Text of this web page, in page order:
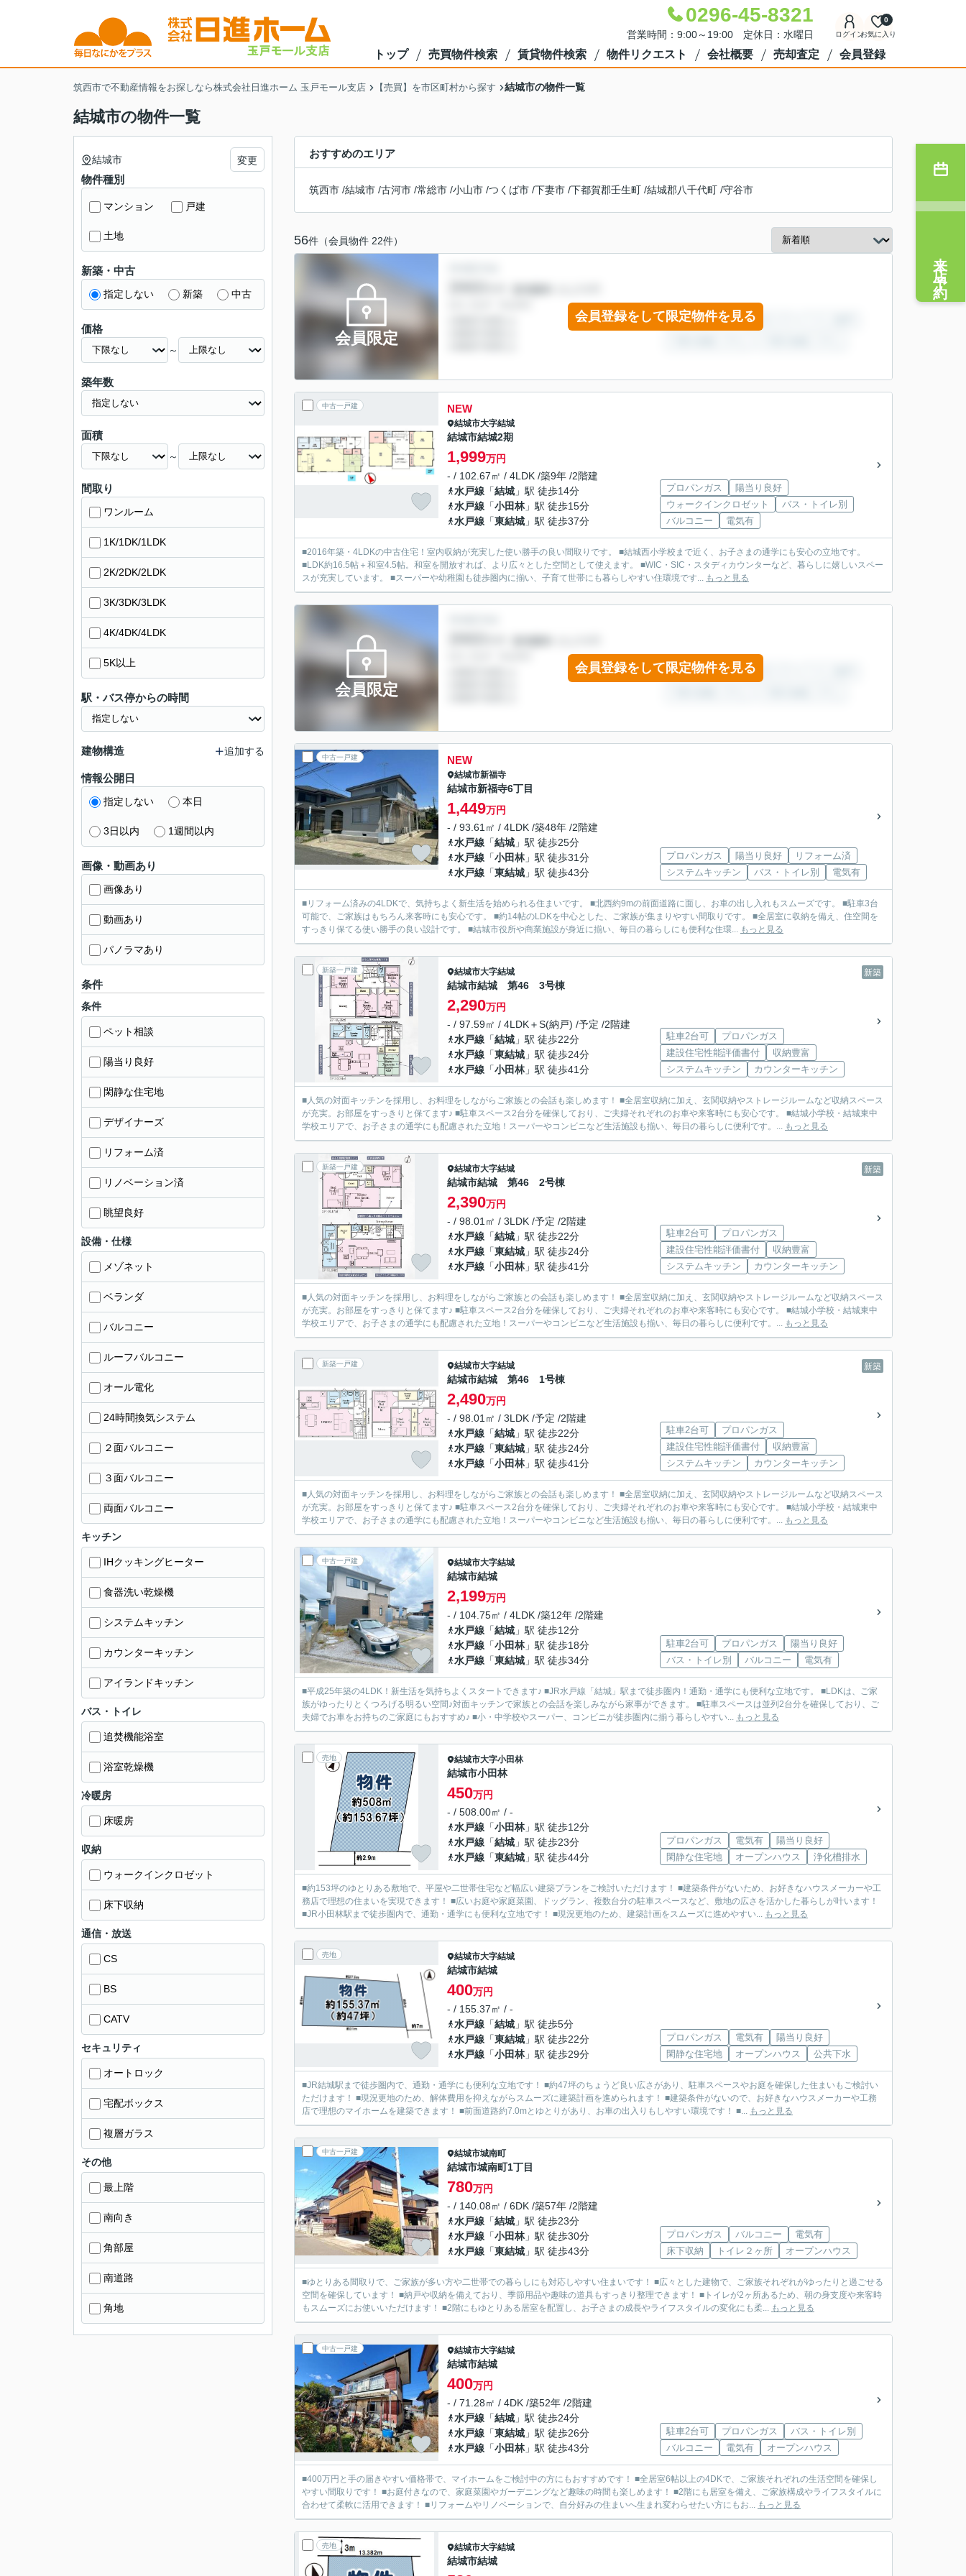
0296-45-8321
営業時間：9:00～19:00 定休日：水曜日 ログインお気に入り
0
トップ 売買物件検索 賃貸物件検索 物件リクエスト 会社概要 売却査定 会員登録
筑西市で不動産情報をお探しなら株式会社日進ホーム 玉戸モール支店 【売買】を市区町村から探す 結城市の物件一覧
結城市の物件一覧
おすすめのエリア
筑西市 /結城市 /古河市 /常総市 /小山市 /つくば市 /下妻市 /下都賀郡壬生町 /結城郡八千代町 /守谷市
56件（会員物件 22件）
会員限定
会員登録をして限定物件を見る
中古一戸建 NEW
結城市大字結城
結城市結城2期
1,999万円
- / 102.67㎡ / 4LDK /築9年 /2階建
水戸線 「結城 」駅 徒歩14分
水戸線 「小田林」駅 徒歩15分
水戸線 「東結城 」駅 徒歩37分
プロパンガス
陽当り良好
ウォークインクロゼット
バス・トイレ別
バルコニー
電気有
■2016年築・4LDKの中古住宅！室内収納が充実した使い勝手の良い間取りです。 ■結城西小学校まで近く、お子さまの通学にも安心の立地です。
■LDK約16.5帖＋和室4.5帖。和室を開放すれば、より広々とした空間として使えます。 ■WIC・SIC・スタディカウンターなど、暮らしに嬉しいスペー
スが充実しています。 ■スーパーや幼稚園も徒歩圏内に揃い、子育て世帯にも暮らしやすい住環境です... もっと見る
会員限定
会員登録をして限定物件を見る
中古一戸建 NEW
結城市新福寺
結城市新福寺6丁目
1,449万円
- / 93.61㎡ / 4LDK /築48年 /2階建
水戸線 「結城 」駅 徒歩25分
水戸線 「小田林」駅 徒歩31分
水戸線 「東結城 」駅 徒歩43分
プロパンガス 陽当り良好
リフォーム済
システムキッチン
バス・トイレ別 電気有
■リフォーム済みの4LDKで、気持ちよく新生活を始められる住まいです。 ■北西約9mの前面道路に面し、お車の出し入れもスムーズです。 ■駐車3台
可能で、ご家族はもちろん来客時にも安心です。 ■約14帖のLDKを中心とした、ご家族が集まりやすい間取りです。 ■全居室に収納を備え、住空間を
すっきり保てる使い勝手の良い設計です。 ■結城市役所や商業施設が身近に揃い、毎日の暮らしにも便利な住環... もっと見る
新築一戸建 新築
結城市大字結城
結城市結城 第46 3号棟
2,290万円
- / 97.59㎡ / 4LDK＋S(納戸) /予定 /2階建
水戸線 「結城 」駅 徒歩22分
水戸線 「東結城 」駅 徒歩24分
水戸線 「小田林」駅 徒歩41分
駐車2台可
プロパンガス
建設住宅性能評価書付
収納豊富
システムキッチン
カウンターキッチン
■人気の対面キッチンを採用し、お料理をしながらご家族との会話も楽しめます！ ■全居室収納に加え、玄関収納やストレージルームなど収納スペース
が充実。お部屋をすっきりと保てます♪ ■駐車スペース2台分を確保しており、ご夫婦それぞれのお車や来客時にも安心です。 ■結城小学校・結城東中
学校エリアで、お子さまの通学にも配慮された立地！スーパーやコンビニなど生活施設も揃い、毎日の暮らしに便利です。... もっと見る
新築一戸建 新築
結城市大字結城
結城市結城 第46 2号棟
2,390万円
- / 98.01㎡ / 3LDK /予定 /2階建
水戸線 「結城 」駅 徒歩22分
水戸線 「東結城 」駅 徒歩24分
水戸線 「小田林」駅 徒歩41分
駐車2台可
プロパンガス
建設住宅性能評価書付
収納豊富
システムキッチン
カウンターキッチン
■人気の対面キッチンを採用し、お料理をしながらご家族との会話も楽しめます！ ■全居室収納に加え、玄関収納やストレージルームなど収納スペース
が充実。お部屋をすっきりと保てます♪ ■駐車スペース2台分を確保しており、ご夫婦それぞれのお車や来客時にも安心です。 ■結城小学校・結城東中
学校エリアで、お子さまの通学にも配慮された立地！スーパーやコンビニなど生活施設も揃い、毎日の暮らしに便利です。... もっと見る
新築一戸建 新築
結城市大字結城
結城市結城 第46 1号棟
2,490万円
- / 98.01㎡ / 3LDK /予定 /2階建
水戸線 「結城 」駅 徒歩22分
水戸線 「東結城 」駅 徒歩24分
水戸線 「小田林」駅 徒歩41分
駐車2台可
プロパンガス
建設住宅性能評価書付
収納豊富
システムキッチン
カウンターキッチン
■人気の対面キッチンを採用し、お料理をしながらご家族との会話も楽しめます！ ■全居室収納に加え、玄関収納やストレージルームなど収納スペース
が充実。お部屋をすっきりと保てます♪ ■駐車スペース2台分を確保しており、ご夫婦それぞれのお車や来客時にも安心です。 ■結城小学校・結城東中
学校エリアで、お子さまの通学にも配慮された立地！スーパーやコンビニなど生活施設も揃い、毎日の暮らしに便利です。... もっと見る
中古一戸建 結城市大字結城
結城市結城
2,199万円
- / 104.75㎡ / 4LDK /築12年 /2階建
水戸線 「結城 」駅 徒歩12分
水戸線 「小田林」駅 徒歩18分
水戸線 「東結城 」駅 徒歩34分
駐車2台可 プロパンガス
陽当り良好
バス・トイレ別
バルコニー 電気有
■平成25年築の4LDK！新生活を気持ちよくスタートできます♪ ■JR水戸線「結城」駅まで徒歩圏内！通勤・通学にも便利な立地です。 ■LDKは、ご家
族がゆったりとくつろげる明るい空間♪対面キッチンで家族との会話を楽しみながら家事ができます。 ■駐車スペースは並列2台分を確保しており、ご
夫婦でお車をお持ちのご家庭にもおすすめ♪ ■小・中学校やスーパー、コンビニが徒歩圏内に揃う暮らしやすい... もっと見る
売地 結城市大字小田林
結城市小田林
450万円
- / 508.00㎡ / -
水戸線 「小田林」駅 徒歩12分
水戸線 「結城 」駅 徒歩23分
水戸線 「東結城 」駅 徒歩44分
プロパンガス 電気有
陽当り良好
閑静な住宅地
オープンハウス 浄化槽排水
■約153坪のゆとりある敷地で、平屋や二世帯住宅など幅広い建築プランをご検討いただけます！ ■建築条件がないため、お好きなハウスメーカーや工
務店で理想の住まいを実現できます！ ■広いお庭や家庭菜園、ドッグラン、複数台分の駐車スペースなど、敷地の広さを活かした暮らしが叶います！
■JR小田林駅まで徒歩圏内で、通勤・通学にも便利な立地です！ ■現況更地のため、建築計画をスムーズに進めやすい... もっと見る
売地 結城市大字結城
結城市結城
400万円
- / 155.37㎡ / -
水戸線 「結城 」駅 徒歩5分
水戸線 「東結城 」駅 徒歩22分
水戸線 「小田林」駅 徒歩29分
プロパンガス 電気有
陽当り良好
閑静な住宅地
オープンハウス 公共下水
■JR結城駅まで徒歩圏内で、通勤・通学にも便利な立地です！ ■約47坪のちょうど良い広さがあり、駐車スペースやお庭を確保した住まいもご検討い
ただけます！ ■現況更地のため、解体費用を抑えながらスムーズに建築計画を進められます！ ■建築条件がないので、お好きなハウスメーカーや工務
店で理想のマイホームを建築できます！ ■前面道路約7.0mとゆとりがあり、お車の出入りもしやすい環境です！ ■... もっと見る
中古一戸建 結城市城南町
結城市城南町1丁目
780万円
- / 140.08㎡ / 6DK /築57年 /2階建
水戸線 「結城 」駅 徒歩23分
水戸線 「小田林」駅 徒歩30分
水戸線 「東結城 」駅 徒歩43分
プロパンガス バルコニー
電気有
床下収納
トイレ２ヶ所 オープンハウス
■ゆとりある間取りで、ご家族が多い方や二世帯での暮らしにも対応しやすい住まいです！ ■広々とした建物で、ご家族それぞれがゆったりと過ごせる
空間を確保しています！ ■納戸や収納を備えており、季節用品や趣味の道具もすっきり整理できます！ ■トイレが2ヶ所あるため、朝の身支度や来客時
もスムーズにお使いいただけます！ ■2階にもゆとりある居室を配置し、お子さまの成長やライフスタイルの変化にも柔... もっと見る
中古一戸建 結城市大字結城
結城市結城
400万円
- / 71.28㎡ / 4DK /築52年 /2階建
水戸線 「結城 」駅 徒歩24分
水戸線 「東結城 」駅 徒歩26分
水戸線 「小田林」駅 徒歩43分
駐車2台可 プロパンガス
バス・トイレ別
バルコニー
電気有 オープンハウス
■400万円と手の届きやすい価格帯で、マイホームをご検討中の方にもおすすめです！ ■全居室6帖以上の4DKで、ご家族それぞれの生活空間を確保し
やすい間取りです！ ■お庭付きなので、家庭菜園やガーデニングなど趣味の時間も楽しめます！ ■2階にも居室を備え、ご家族構成やライフスタイルに
合わせて柔軟に活用できます！ ■リフォームやリノベーションで、自分好みの住まいへ生まれ変わらせたい方にもお... もっと見る
売地 結城市大字結城
結城市結城
結城市 変更
物件種別
マンション 戸建
土地
新築・中古
指定しない 新築 中古
価格
～
築年数
面積
～
間取り
ワンルーム
1K/1DK/1LDK
2K/2DK/2LDK
3K/3DK/3LDK
4K/4DK/4LDK
5K以上
駅・バス停からの時間
建物構造 追加する
情報公開日
指定しない 本日
3日以内 1週間以内
画像・動画あり
画像あり
動画あり
パノラマあり
条件
条件
ペット相談
陽当り良好
閑静な住宅地
デザイナーズ
リフォーム済
リノベーション済
眺望良好
設備・仕様
メゾネット
ベランダ
バルコニー
ルーフバルコニー
オール電化
24時間換気システム
２面バルコニー
３面バルコニー
両面バルコニー
キッチン
IHクッキングヒーター
食器洗い乾燥機
システムキッチン
カウンターキッチン
アイランドキッチン
バス・トイレ
追焚機能浴室
浴室乾燥機
冷暖房
床暖房
収納
ウォークインクロゼット
床下収納
通信・放送
CS
BS
CATV
セキュリティ
オートロック
宅配ボックス
複層ガラス
その他
最上階
南向き
角部屋
南道路
角地
来店予約